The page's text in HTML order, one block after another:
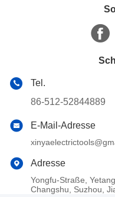
Tel.
86-512-52844889
E-Mail-Adresse
Adresse
Yongfu-Straße,
Changshu, Suzhou,